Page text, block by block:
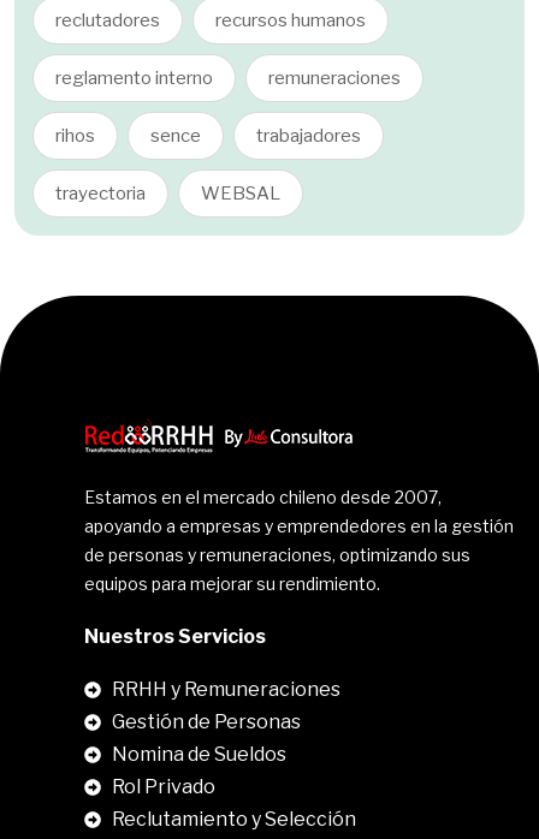
reclutadores recursos humanos
reglamento interno remuneraciones
rihos sence trabajadores
trayectoria WEBSAL
Estamos en el mercado chileno desde 2007,
apoyando a empresas y emprendedores en la gestión
de personas y remuneraciones, optimizando sus
equipos para mejorar su rendimiento.
Nuestros Servicios
RRHH y Remuneraciones
Gestión de Personas
Nomina de Sueldos
Rol Privado
Reclutamiento y Selección